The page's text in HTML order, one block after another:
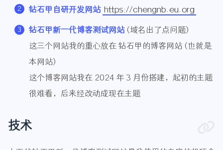
钻石甲自研开发网站 https://chengnb.eu.org
钻石甲新一代博客测试网站(域名出了点问题)
这三个网站我的重心放在 钻石甲的博客网站 (也就是
本网站)
这个博客网站我在 2024 年 3 月份搭建，起初的主题
很难看，后来经改动成现在主题
技术